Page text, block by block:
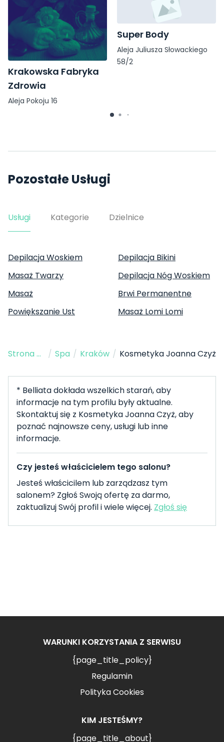
Krakowska Fabryka
Zdrowia
Aleja Pokoju 16
Super Body
Aleja Juliusza Słowackiego
58/2
Pozostałe Usługi
Usługi Kategorie Dzielnice
Depilacja Woskiem
Depilacja Bikini
Masaż Twarzy
Depilacja Nóg Woskiem
Masaż
Brwi Permanentne
Powiększanie Ust
Masaż Lomi Lomi
Strona Główna / Spa / Kraków / Kosmetyka Joanna Czyż
* Belliata dokłada wszelkich starań, aby
informacje na tym profilu były aktualne.
Skontaktuj się z Kosmetyka Joanna Czyż, aby
poznać najnowsze ceny, usługi lub inne
informacje.
Czy jesteś właścicielem tego salonu?
Jesteś właścicilem lub zarządzasz tym
salonem? Zgłoś Swoją ofertę za darmo,
zaktualizuj Swój profil i wiele więcej. Zgłoś się
WARUNKI KORZYSTANIA Z SERWISU
{page_title_policy}
Regulamin
Polityka Cookies
KIM JESTEŚMY?
{page_title_about}